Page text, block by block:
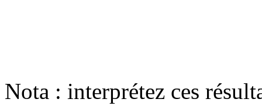
Nota : interprétez ces